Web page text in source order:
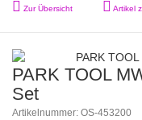
Zur Übersicht Artikel
PARK TOOL
Set
Artikelnummer: OS-453200